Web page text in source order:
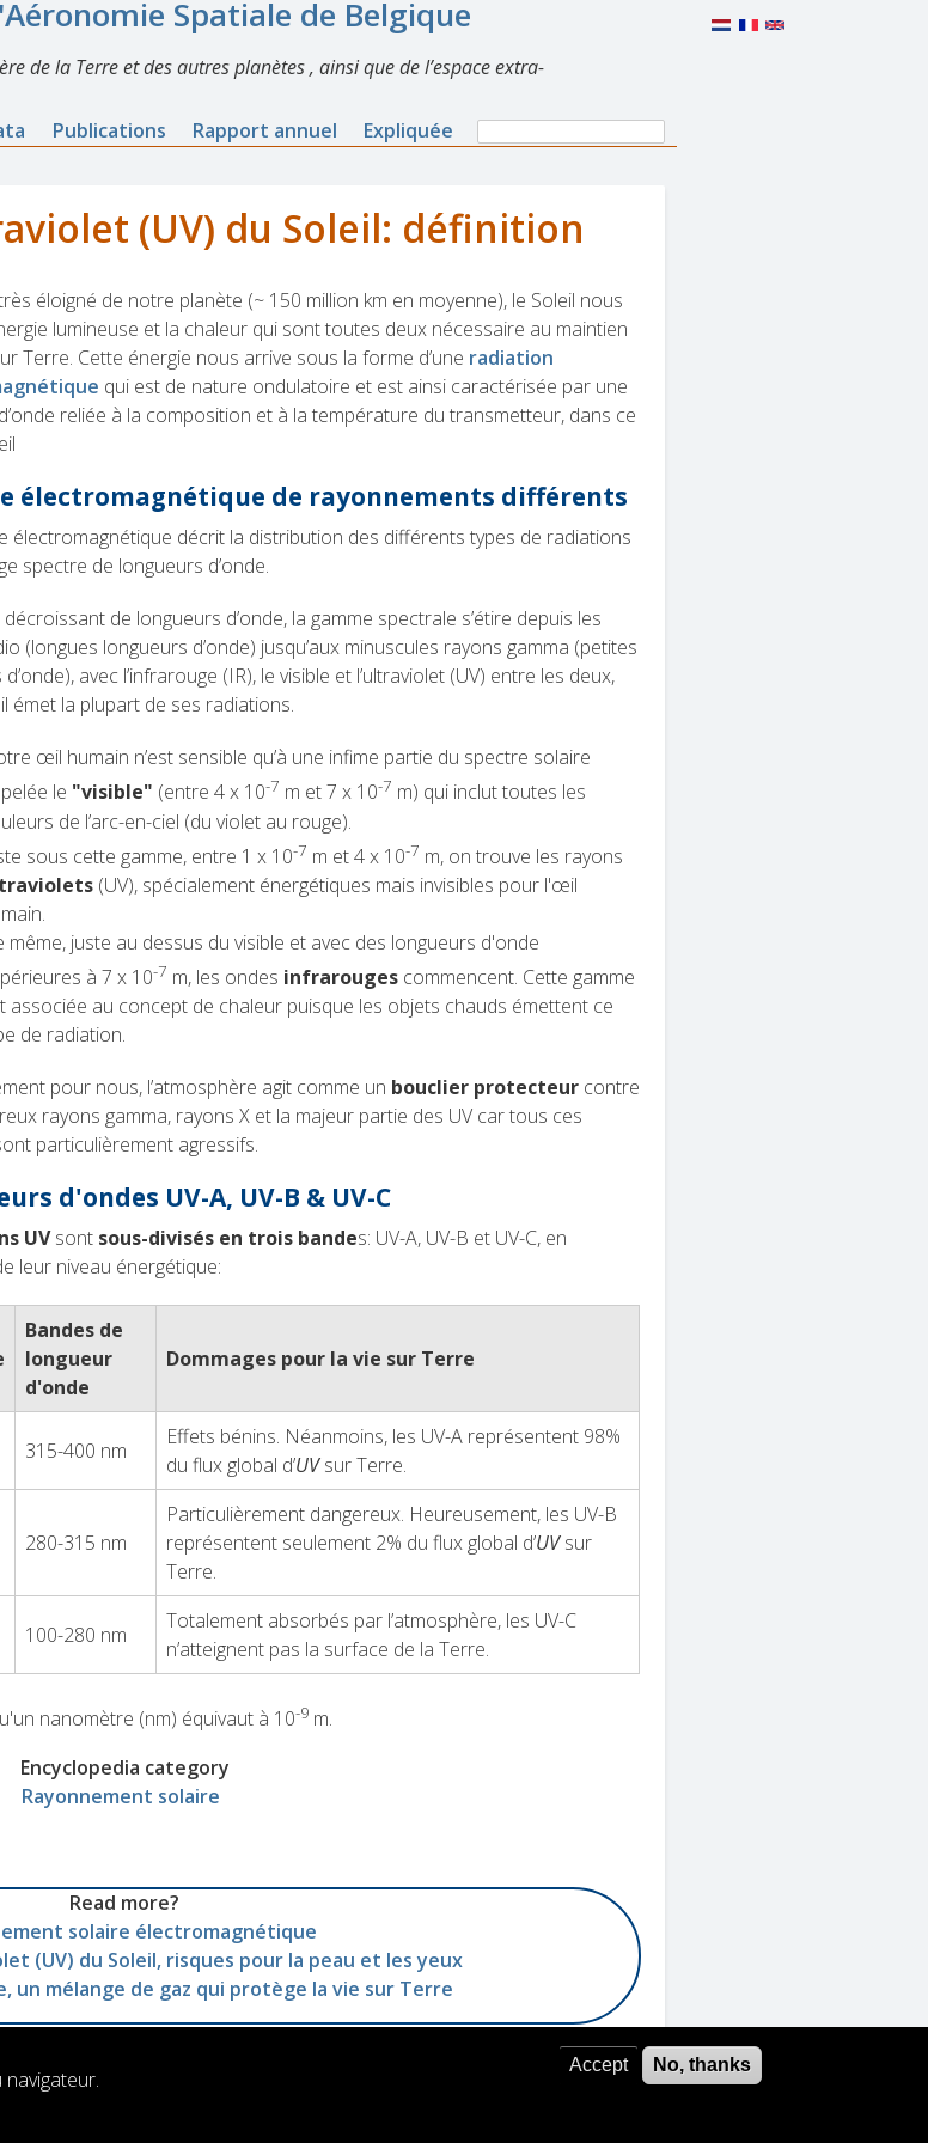
Spatiale de Belgique
de la Terre et des autres planètes , ainsi que de l’espace extra-
Publications Rapport annuel Expliquée
Search
Search
(UV) du Soleil: définition
éloigné de notre planète (~ 150 million km en moyenne), le Soleil nous
lumineuse et la chaleur qui sont toutes deux nécessaire au maintien
Terre. Cette énergie nous arrive sous la forme d’une radiation
qui est de nature ondulatoire et est ainsi caractérisée par une
reliée à la composition et à la température du transmetteur, dans ce
électromagnétique de rayonnements différents
électromagnétique décrit la distribution des différents types de radiations
spectre de longueurs d’onde.
de longueurs d’onde, la gamme spectrale s’étire depuis les
(longues longueurs d’onde) jusqu’aux minuscules rayons gamma (petites
avec l’infrarouge (IR), le visible et l’ultraviolet (UV) entre les deux,
émet la plupart de ses radiations.
œil humain n’est sensible qu’à une infime partie du spectre solaire
le "visible" (entre 4 x 10-7 m et 7 x 10-7 m) qui inclut toutes les
de l’arc-en-ciel (du violet au rouge).
sous cette gamme, entre 1 x 10-7 m et 4 x 10-7 m, on trouve les rayons
(UV), spécialement énergétiques mais invisibles pour l'œil
même, juste au dessus du visible et avec des longueurs d'onde
à 7 x 10-7 m, les ondes infrarouges commencent. Cette gamme
associée au concept de chaleur puisque les objets chauds émettent ce
de radiation.
pour nous, l’atmosphère agit comme un bouclier protecteur contre
rayons gamma, rayons X et la majeur partie des UV car tous ces
particulièrement agressifs.
d'ondes UV-A, UV-B & UV-C
UVsont sous-divisés en trois bandes: UV-A, UV-B et UV-C, en
leur niveau énergétique:
Bandes de
longueur
d'onde
Dommages pour la vie sur Terre
315-400 nm
Effets bénins. Néanmoins, les UV-A représentent 98%
du flux global d’UVsur Terre.
280-315 nm
Particulièrement dangereux. Heureusement, les UV-B
représentent seulement 2% du flux global d’UVsur
Terre.
100-280 nm
Totalement absorbés par l’atmosphère, les UV-C
n’atteignent pas la surface de la Terre.
nanomètre (nm) équivaut à 10-9 m.
Encyclopedia category
Rayonnement solaire
Read more?
solaire électromagnétique
(UV) du Soleil, risques pour la peau et les yeux
un mélange de gaz qui protège la vie sur Terre
Accept No, thanks